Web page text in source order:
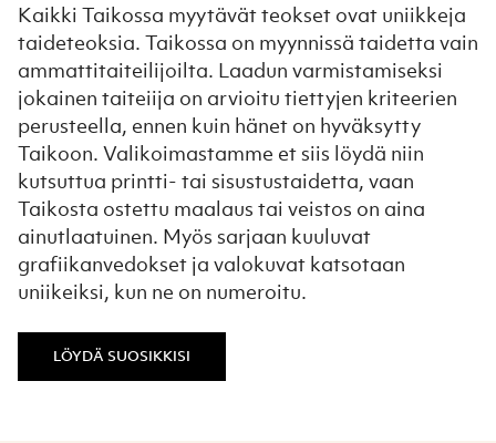
Kaikki Taikossa myytävät teokset ovat uniikkeja
taideteoksia. Taikossa on myynnissä taidetta vain
ammattitaiteilijoilta. Laadun varmistamiseksi
jokainen taiteiija on arvioitu tiettyjen kriteerien
perusteella, ennen kuin hänet on hyväksytty
Taikoon. Valikoimastamme et siis löydä niin
kutsuttua printti- tai sisustustaidetta, vaan
Taikosta ostettu maalaus tai veistos on aina
ainutlaatuinen. Myös sarjaan kuuluvat
grafiikanvedokset ja valokuvat katsotaan
uniikeiksi, kun ne on numeroitu.
LÖYDÄ SUOSIKKISI